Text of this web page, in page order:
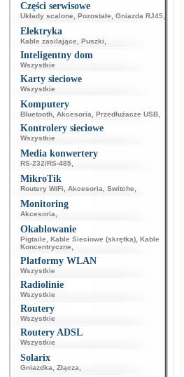
Części serwisowe
Układy scalone Pozostałe Gniazda RJ45
Elektryka
Kable zasilające Puszki
Inteligentny dom
Wszystkie
Karty sieciowe
Wszystkie
Komputery
Bluetooth Akcesoria Przedłużacze USB
Kontrolery sieciowe
Wszystkie
Media konwertery
RS-232/RS-485
MikroTik
Routery WiFi Akcesoria Switche
Monitoring
Akcesoria
Okablowanie
Pigtaile Kable Sieciowe (skrętka) Kable
Koncentryczne
Platformy WLAN
Wszystkie
Radiolinie
Wszystkie
Routery
Wszystkie
Routery ADSL
Wszystkie
Solarix
Gniazdka Złącza